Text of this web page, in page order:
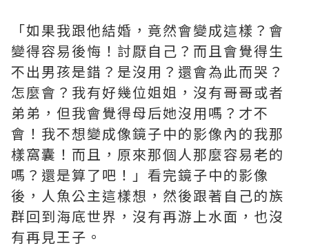
「如果我跟他結婚，竟然會變成這樣？會
變得容易後悔！討厭自己？而且會覺得生
不出男孩是錯？是沒用？還會為此而哭？
怎麼會？我有好幾位姐姐，沒有哥哥或者
弟弟，但我會覺得母后她沒用嗎？才不
會！我不想變成像鏡子中的影像內的我那
樣窩囊！而且，原來那個人那麼容易老的
嗎？還是算了吧！」看完鏡子中的影像
後，人魚公主這樣想，然後跟著自己的族
群回到海底世界，沒有再游上水面，也沒
有再見王子。